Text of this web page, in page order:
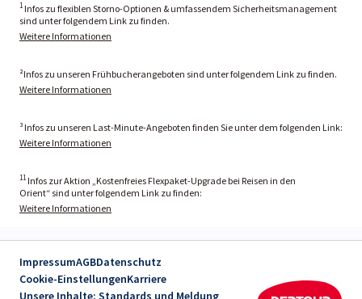
1 Infos zu flexiblen Storno-Optionen & umfassendem Sicherheitsmanagement
sind unter folgendem Link zu finden.
Weitere Informationen
²Infos zu unseren Frühbucherangeboten sind unter folgendem Link zu finden.
Weitere Informationen
³ Infos zu unseren Last-Minute-Angeboten finden Sie unter dem folgenden Link:
Weitere Informationen
11 Infos zur Aktion „Kostenfreies Flexpaket-Upgrade bei Reisen in den
Orient“ sind unter folgendem Link zu finden:
Weitere Informationen
ImpressumAGBDatenschutz
Cookie-EinstellungenKarriere
Unsere Inhalte: Standards und Meldung